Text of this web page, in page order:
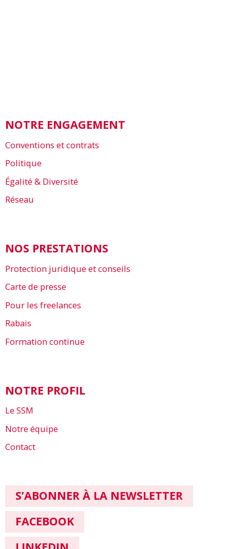
NOTRE ENGAGEMENT
Conventions et contrats
Politique
Égalité & Diversité
Réseau
NOS PRESTATIONS
Protection juridique et conseils
Carte de presse
Pour les freelances
Rabais
Formation continue
NOTRE PROFIL
Le SSM
Notre équipe
Contact
S’ABONNER À LA NEWSLETTER
FACEBOOK